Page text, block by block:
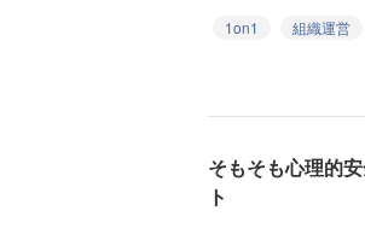
1on1 組織運営
そもそも心理的
ト